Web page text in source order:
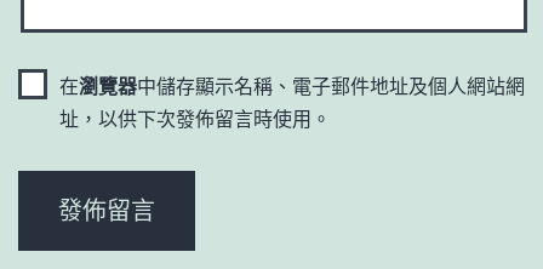
在瀏覽器中儲存顯示名稱、電子郵件地址及個人網站網
址，以供下次發佈留言時使用。